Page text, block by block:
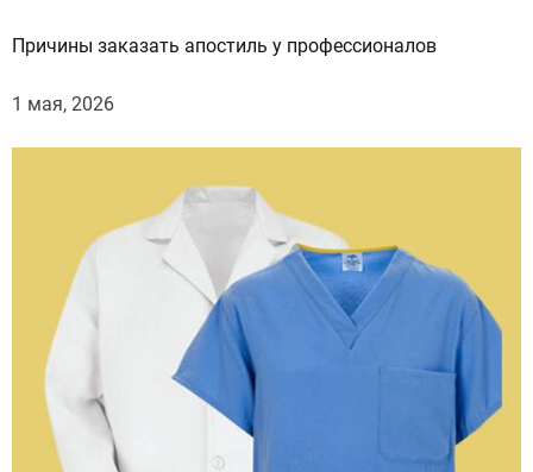
Причины заказать апостиль у профессионалов
1 мая, 2026